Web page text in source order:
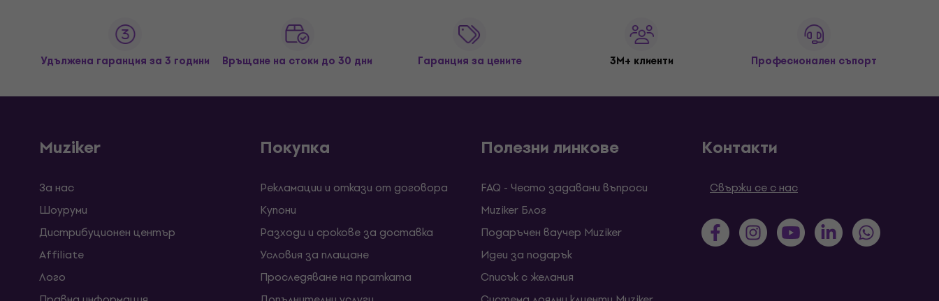
Удължена гаранция за 3 години Връщане на стоки до 30 дни Гаранция за цените 3M+ клиенти Професионален съпорт
Muziker
За нас
Шоуруми
Дистрибуционен център
Affiliate
Лого
Покупка
Рекламации и откази от договора
Kупони
Разходи и срокове за доставка
Условия за плащане
Проследяване на пратката
Полезни линкове
FAQ - Често задавани въпроси
Muziker Блог
Подаръчен ваучер Muziker
Идеи за подарък
Списък с желания
Контакти
Свържи се с нас